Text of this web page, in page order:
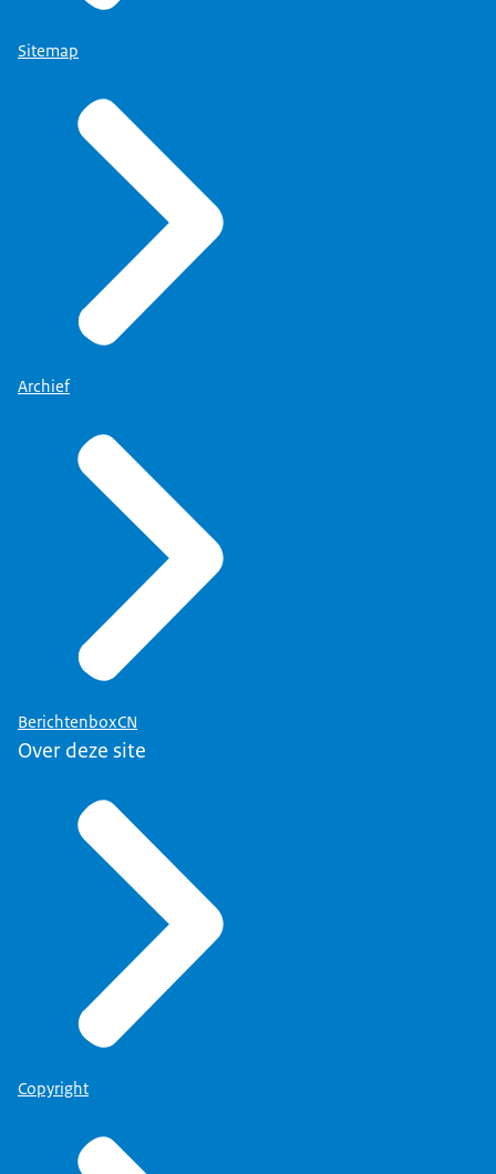
Sitemap
Archief
BerichtenboxCN
Over deze site
Copyright